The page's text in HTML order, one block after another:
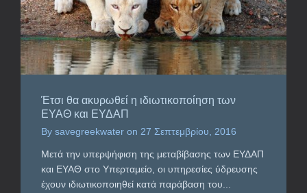
Έτσι θα ακυρωθεί η ιδιωτικοποίηση των
ΕΥΑΘ και ΕΥΔΑΠ
By savegreekwater on 27 Σεπτεμβρίου, 2016
Μετά την υπερψήφιση της μεταβίβασης των ΕΥΔΑΠ
και ΕΥΑΘ στο Υπερταμείο, οι υπηρεσίες ύδρευσης
έχουν ιδιωτικοποιηθεί κατά παράβαση του...